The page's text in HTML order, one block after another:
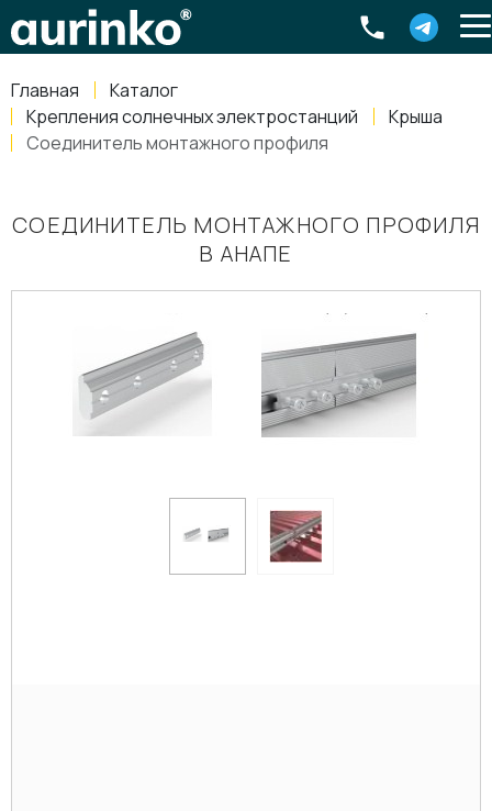
Главная
Каталог
Крепления солнечных электростанций
Крыша
Соединитель монтажного профиля
СОЕДИНИТЕЛЬ МОНТАЖНОГО ПРОФИЛЯ
В АНАПЕ
Россия, Свердловская область Екатеринбург ,
8-800-770-79-40